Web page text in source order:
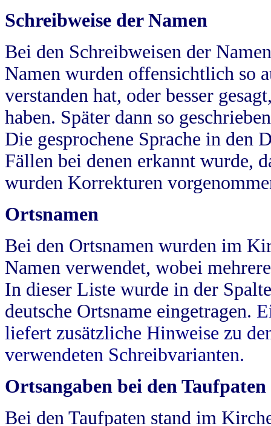
Schreibweise der Namen
Bei den Schreibweisen der
Namen wurden offensichtlich so
verstanden hat, oder besser
haben. Später dann so
Die gesprochene Sprache in
Fällen bei denen erkannt wurde,
wurden Korrekturen
Ortsnamen
Bei den Ortsnamen wurden im
Namen verwendet, wobei
In dieser Liste wurde in der
deutsche Ortsname eingetragen.
liefert zusätzliche Hinweise zu
verwendeten Schreibvarianten.
Ortsangaben bei den Taufpaten
Bei den Taufpaten stand im